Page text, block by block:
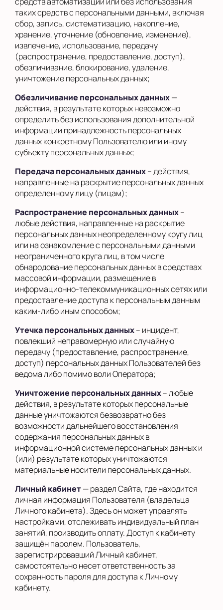
таких средств с персональными данными, включая
сбор, запись, систематизацию, накопление,
хранение, уточнение (обновление, изменение),
извлечение, использование, передачу
(распространение, предоставление, доступ),
обезличивание, блокирование, удаление,
уничтожение персональных данных;
Обезличивание персональных данных—
действия, в результате которых невозможно
определить без использования дополнительной
информации принадлежность персональных
данных конкретному Пользователю или иному
субъекту персональных данных;
Передача персональных данных– действия,
направленные на раскрытие персональных данных
определенному лицу (лицам);
Распространение персональных данных–
любые действия, направленные на раскрытие
персональных данных неопределенному кругу лиц
или на ознакомление с персональными данными
неограниченного круга лиц, в том числе
обнародование персональных данных в средствах
массовой информации, размещение в
информационно-телекоммуникационных сетях или
предоставление доступа к персональным данным
каким-либо иным способом;
Утечка персональных данных– инцидент,
повлекший неправомерную или случайную
передачу (предоставление, распространение,
доступ) персональных данных Пользователей без
ведома либо помимо воли Оператора;
Уничтожение персональных данных– любые
действия, в результате которых персональные
данные уничтожаются безвозвратно без
возможности дальнейшего восстановления
содержания персональных данных в
информационной системе персональных данных и
(или) результате которых уничтожаются
материальные носители персональных данных.
Личный кабинет— раздел Сайта, где находится
личная информация Пользователя (владельца
Личного кабинета). Здесь он может управлять
настройками, отслеживать индивидуальный план
занятий, производить оплату. Доступ к кабинету
защищён паролем. Пользователь,
зарегистрировавший Личный кабинет,
самостоятельно несет ответственность за
сохранность пароля для доступа к Личному
кабинету.